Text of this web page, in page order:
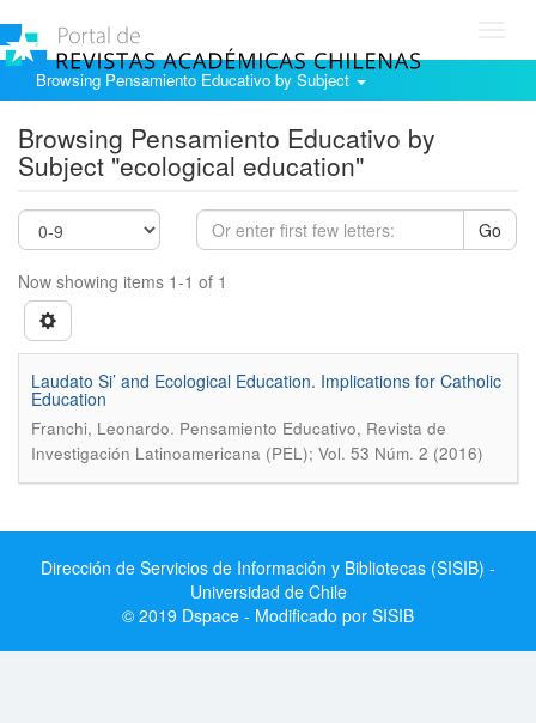
Browsing Pensamiento Educativo by Subject
Browsing Pensamiento Educativo by
Subject "ecological education"
Go
Now showing items 1-1 of 1
Laudato Si’ and Ecological Education. Implications for Catholic
Education
Franchi, Leonardo. Pensamiento Educativo, Revista de
Investigación Latinoamericana (PEL); Vol. 53 Núm. 2 (2016)
Dirección de Servicios de Información y Bibliotecas (SISIB) -
Universidad de Chile
© 2019 Dspace - Modificado por SISIB